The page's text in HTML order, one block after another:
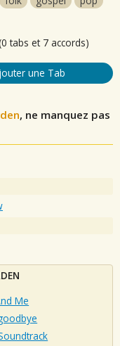
tabs et 7 accords)
une Tab
, ne manquez pas
Me